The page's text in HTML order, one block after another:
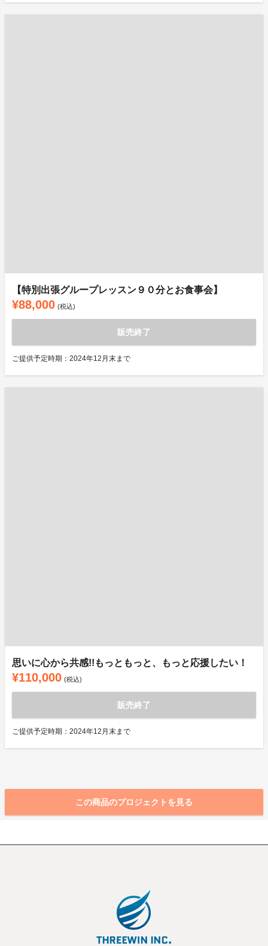
【特別出張グループレッスン９０分とお食事会】
¥88,000 (税込)
販売終了
ご提供予定時期：2024年12月末まで
思いに心から共感!!もっともっと、もっと応援したい！
¥110,000 (税込)
販売終了
ご提供予定時期：2024年12月末まで
この商品のプロジェクトを見る